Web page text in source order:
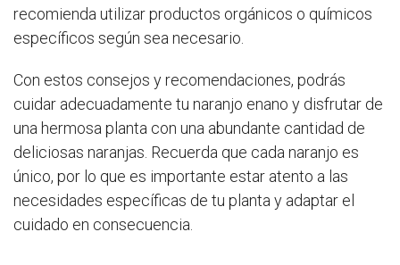
recomienda utilizar productos orgánicos o químicos
específicos según sea necesario.
Con estos consejos y recomendaciones, podrás
cuidar adecuadamente tu naranjo enano y disfrutar de
una hermosa planta con una abundante cantidad de
deliciosas naranjas. Recuerda que cada naranjo es
único, por lo que es importante estar atento a las
necesidades específicas de tu planta y adaptar el
cuidado en consecuencia.